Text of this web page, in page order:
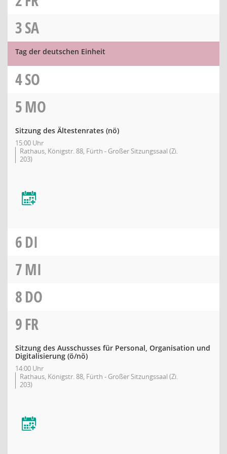
3SA
Tag der deutschen Einheit
4SO
5MO
Sitzung des Ältestenrates (nö)
15:00 Uhr
Rathaus, Königstr. 88, Fürth - Großer Sitzungssaal (Zi.
203)
6DI
7MI
8DO
9FR
Sitzung des Ausschusses für Personal, Organisation und
Digitalisierung (ö/nö)
14:00 Uhr
Rathaus, Königstr. 88, Fürth - Großer Sitzungssaal (Zi.
203)